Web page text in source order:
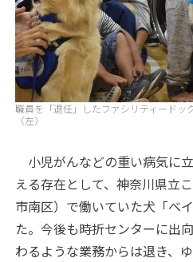
職員を「退任」したファシリティードッ
（左）
小児がんなどの重い病気に
える存在として、神奈川県立
市南区）で働いていた犬「ベ
た。今後も時折センターに出
わるような業務からは退き、